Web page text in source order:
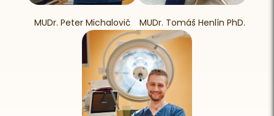
MUDr. Peter Michalovič MUDr. Tomáš Henlín PhD.